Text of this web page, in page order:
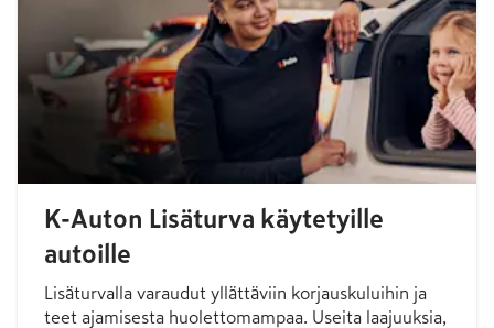
K-Auton Lisäturva käytetyille
autoille
Lisäturvalla varaudut yllättäviin korjauskuluihin ja
teet ajamisesta huolettomampaa. Useita laajuuksia,